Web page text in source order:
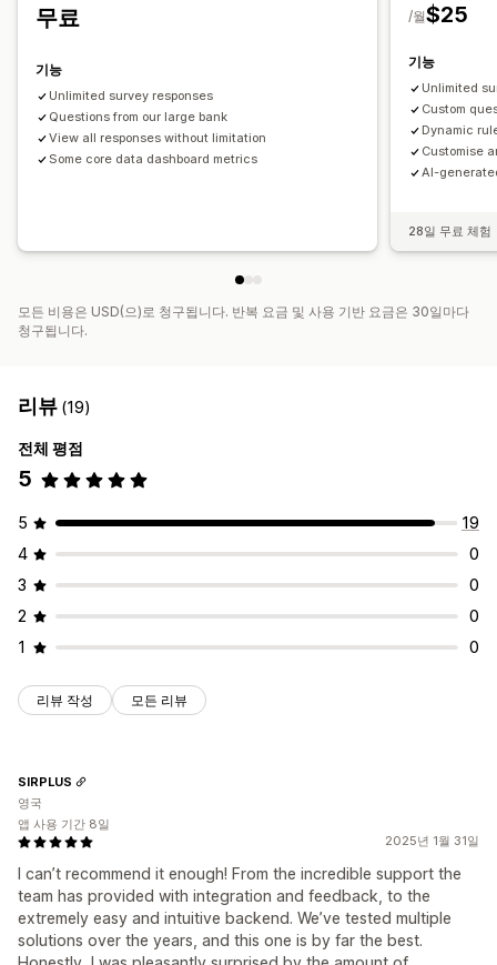
제출 관리
무료
기능
Unlimited survey responses
Questions from our large bank
View all responses without limitation
Some core data dashboard metrics
$25
/월
기능
Unlimited
Custom
Dynamic
Customise
AI-
28일 무료 체험
모든 비용은 USD(으)로 청구됩니다. 반복 요금 및 사용 기반 요금은 30일마다
청구됩니다.
리뷰 (19)
전체 평점
5
5
19
4
0
3
0
2
0
1
0
리뷰 작성 모든 리뷰
2025년 1월 31일
I can’t recommend it enough! From the incredible support the
team has provided with integration and feedback, to the
extremely easy and intuitive backend. We’ve tested multiple
solutions over the years, and this one is by far the best.
SIRPLUS
영국
앱 사용 기간 8일